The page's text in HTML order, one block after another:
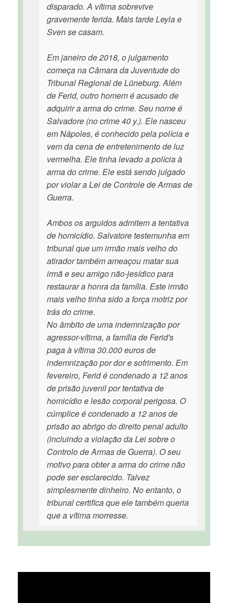
disparado. A vítima sobrevive
gravemente ferida. Mais tarde Leyla e
Sven se casam.
Em janeiro de 2018, o julgamento
começa na Câmara da Juventude do
Tribunal Regional de Lüneburg. Além
de Ferid, outro homem é acusado de
adquirir a arma do crime. Seu nome é
Salvadore (no crime 40 y.). Ele nasceu
em Nápoles, é conhecido pela polícia e
vem da cena de entretenimento de luz
vermelha. Ele tinha levado a polícia à
arma do crime. Ele está sendo julgado
por violar a Lei de Controle de Armas de
Guerra.
Ambos os arguidos admitem a tentativa
de homicídio. Salvatore testemunha em
tribunal que um irmão mais velho do
atirador também ameaçou matar sua
irmã e seu amigo não-jesídico para
restaurar a honra da família. Este irmão
mais velho tinha sido a força motriz por
trás do crime.
No âmbito de uma indemnização por
agressor-vítima, a família de Ferid's
paga à vítima 30.000 euros de
indemnização por dor e sofrimento. Em
fevereiro, Ferid é condenado a 12 anos
de prisão juvenil por tentativa de
homicídio e lesão corporal perigosa. O
cúmplice é condenado a 12 anos de
prisão ao abrigo do direito penal adulto
(incluindo a violação da Lei sobre o
Controlo de Armas de Guerra). O seu
motivo para obter a arma do crime não
pode ser esclarecido. Talvez
simplesmente dinheiro. No entanto, o
tribunal certifica que ele também queria
que a vítima morresse.